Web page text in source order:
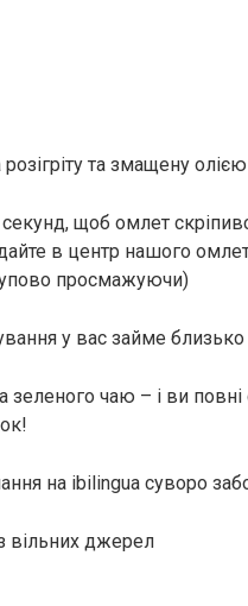
та змащену
щоб омлет
в центр нашого
просмажуючи)
у вас займе
чаю – і ви
на ibilingua суворо
вільних джерел